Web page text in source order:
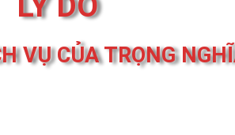
VỤ CỦA TRỌNG